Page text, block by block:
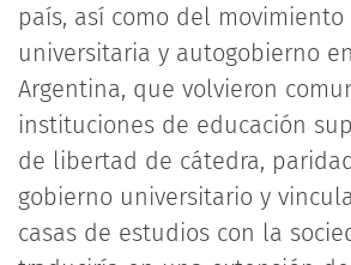
país, así como del movimiento
universitaria y autogobierno
Argentina, que volvieron
instituciones de educación
de libertad de cátedra,
gobierno universitario y
casas de estudios con la